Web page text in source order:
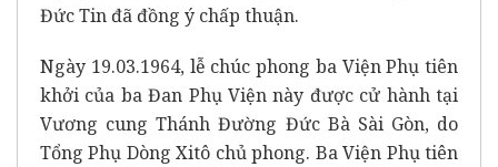
Đức Tin đã đồng ý chấp thuận.
Ngày 19.03.1964, lễ chúc phong ba Viện Phụ tiên
khởi của ba Đan Phụ Viện này được cử hành tại
Vương cung Thánh Đường Đức Bà Sài Gòn, do
Tổng Phụ Dòng Xitô chủ phong. Ba Viện Phụ tiên